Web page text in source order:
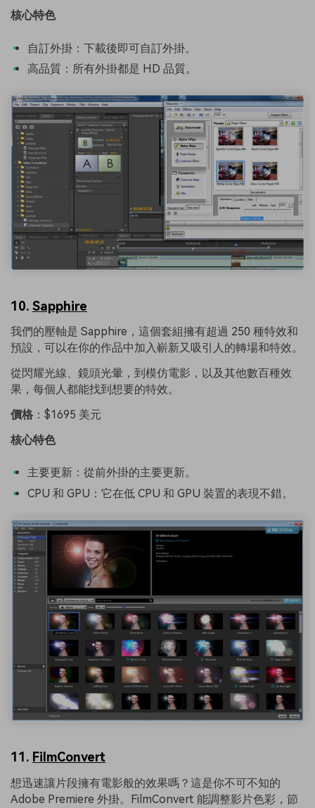
核心特色
自訂外掛：下載後即可自訂外掛。
高品質：所有外掛都是 HD 品質。
10. Sapphire
我們的壓軸是 Sapphire，這個套組擁有超過 250 種特效和
預設，可以在你的作品中加入嶄新又吸引人的轉場和特效。
從閃耀光線、鏡頭光暈，到模仿電影，以及其他數百種效
果，每個人都能找到想要的特效。
價格 ：$1695 美元
核心特色
主要更新：從前外掛的主要更新。
CPU 和 GPU：它在低 CPU 和 GPU 裝置的表現不錯。
11. FilmConvert
想迅速讓片段擁有電影般的效果嗎？這是你不可不知的
Adobe Premiere 外掛。FilmConvert 能調整影片色彩，節